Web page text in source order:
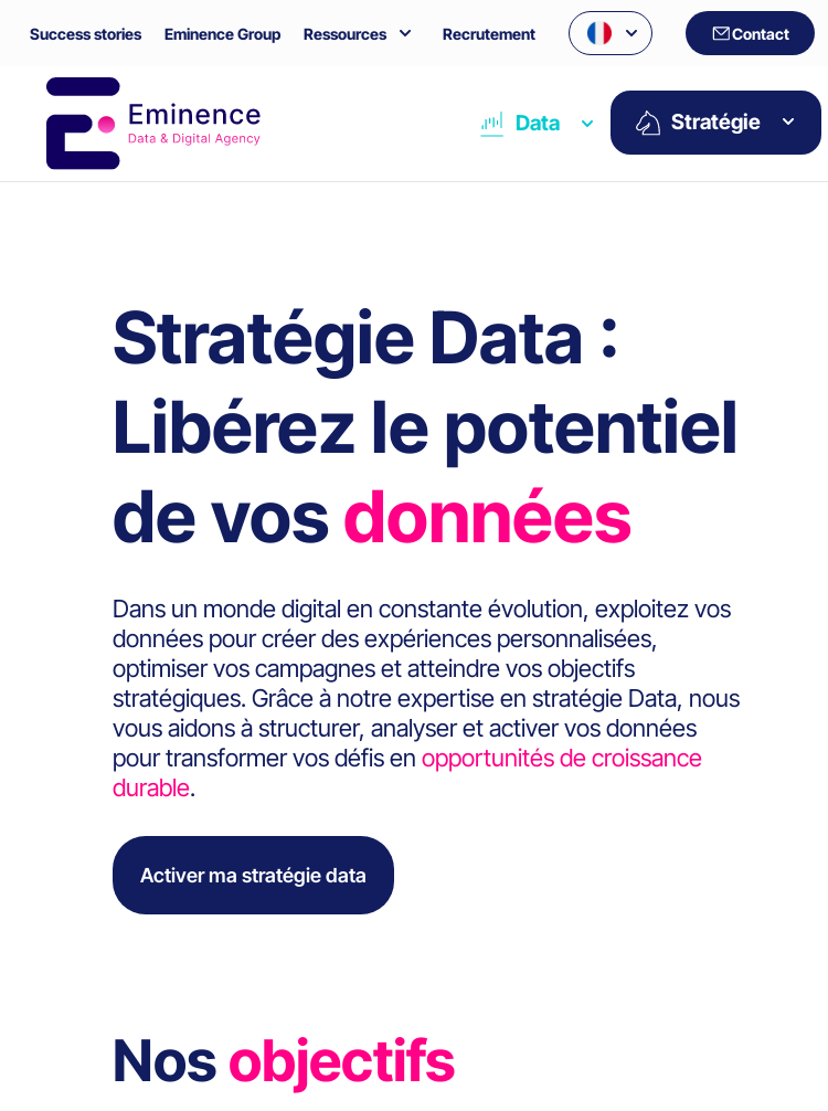
Success stories Eminence Group Ressources Recrutement Contact
Data Stratégie
Stratégie Data :
Libérez le potentiel
de vosdonnées
Dans un monde digital en constante évolution, exploitez vos
données pour créer des expériences personnalisées,
optimiser vos campagnes et atteindre vos objectifs
stratégiques. Grâce à notre expertise en stratégie Data, nous
vous aidons à structurer, analyser et activer vos données
pour transformer vos défis en opportunités de croissance
durable.
Activer ma stratégie data
Nosobjectifs